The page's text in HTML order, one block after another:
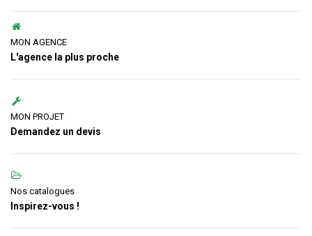
MON AGENCE
L'agence la plus proche
MON PROJET
Demandez un devis
Nos catalogues
Inspirez-vous !